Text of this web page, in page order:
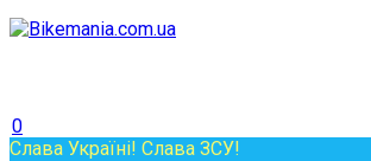
0
Слава Україні! Слава ЗСУ!